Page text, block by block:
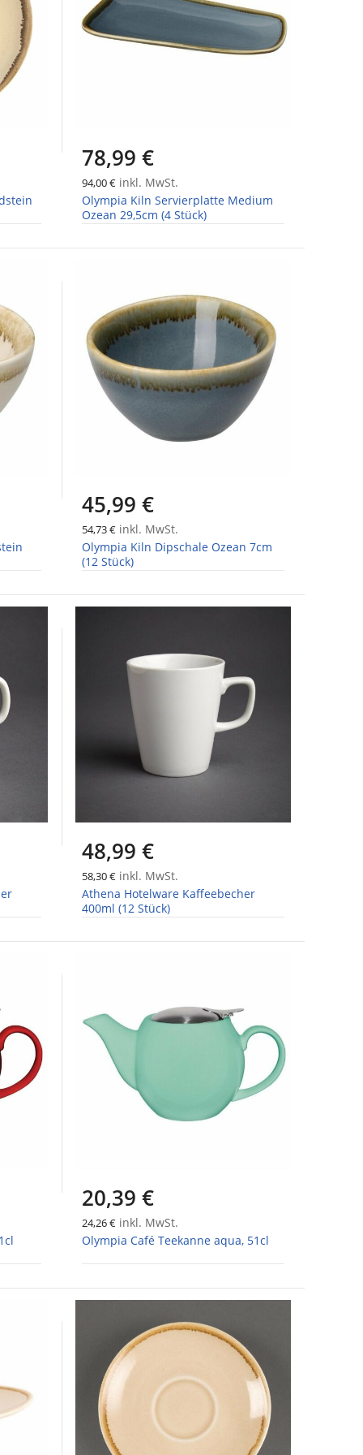
78,99 €
94,00 €inkl. MwSt.
Olympia Kiln Servierplatte Medium
Ozean 29,5cm (4 Stück)
45,99 €
54,73 €inkl. MwSt.
Olympia Kiln Dipschale Ozean 7cm
(12 Stück)
48,99 €
58,30 €inkl. MwSt.
Athena Hotelware Kaffeebecher
400ml (12 Stück)
20,39 €
24,26 €inkl. MwSt.
Olympia Café Teekanne aqua, 51cl